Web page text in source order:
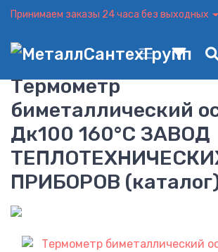
Принимаем заказы 24 часа без выходных
Термометр
биметаллический
Дк100 160°C ЗАВОД
ПРИБОРОВ